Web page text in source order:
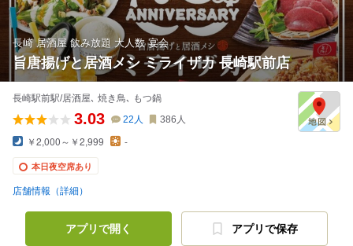
長崎 居酒屋 飲み放題 大人数 宴会
旨唐揚げと居酒メシ ミライザカ 長崎駅前店
長崎駅前駅/居酒屋､ 焼き鳥､ もつ鍋
3.03 22 人 386 人
￥2,000～￥2,999 -
本日夜空席あり
店舗情報（詳細）
アプリで開く アプリで保存